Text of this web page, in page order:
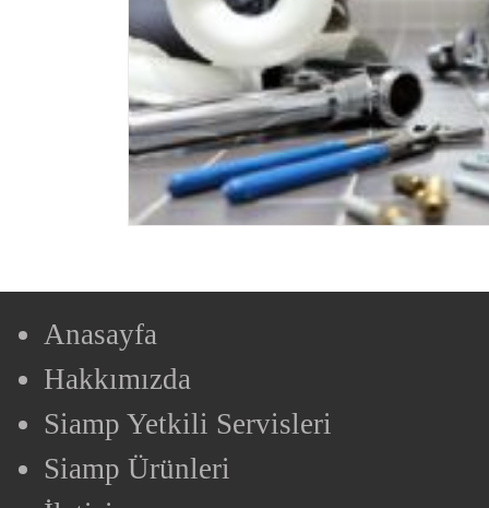
Anasayfa
Hakkımızda
Siamp Yetkili Servisleri
Siamp Ürünleri